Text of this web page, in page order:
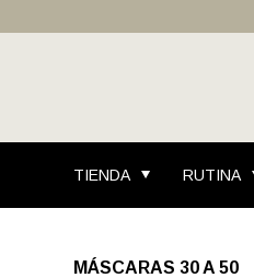
TIENDA RUTINA
MÁSCARAS 30 A 50